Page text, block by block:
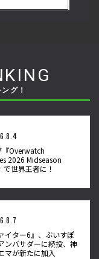
グ！
『Overwatch
2026 Midseason
世界王者に！
イター6』、ぶいすぽ
ンバサダーに続投、神
マが新たに加入